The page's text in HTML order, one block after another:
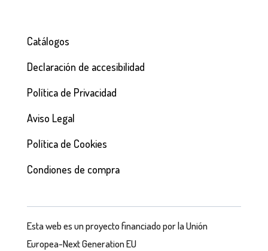
Catálogos
Declaración de accesibilidad
Política de Privacidad
Aviso Legal
Política de Cookies
Condiones de compra
Esta web es un proyecto financiado por la Unión
Europea-Next Generation EU